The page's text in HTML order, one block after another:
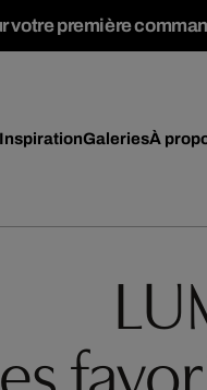
votre première
InspirationGaleriesÀ